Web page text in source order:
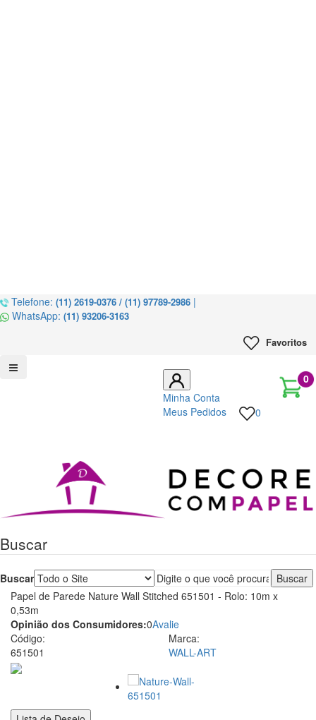
Telefone: (11) 2619-0376 / (11) 97789-2986 |
WhatsApp: (11) 93206-3163
Favoritos
Minha Conta
Meus Pedidos
0
0
Decore
com
papel
é
pioneira
em
venda
de
Buscar
Buscar
Papel de Parede Nature Wall Stitched 651501 - Rolo: 10m x
0,53m
Opinião dos Consumidores:0Avalie
Código:
651501
Marca:
WALL-ART